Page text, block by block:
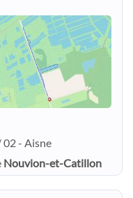
02 - Aisne
Nouvion-et-Catillon